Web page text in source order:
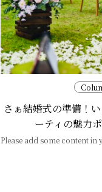
さぁ結婚式の準備！
ーティの魅力
Please add some content in